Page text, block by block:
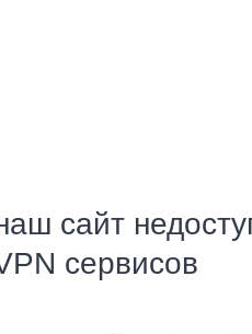
сайт
сервисов